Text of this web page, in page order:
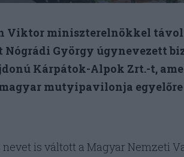
Viktor miniszterelnökkel
György úgynevezett
Kárpátok-Alpok Zrt.-t,
mutyipavilonja egyelőre
is váltott a Magyar Nemzeti